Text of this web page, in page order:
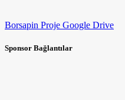
Borsapin Proje Google Drive
Sponsor Bağlantılar